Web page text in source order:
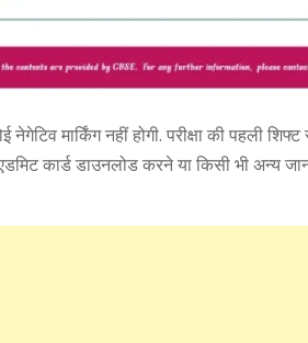
मार्किंग नहीं होगी. परीक्षा की पहली
कार्ड डाउनलोड करने या किसी भी अन्‍य